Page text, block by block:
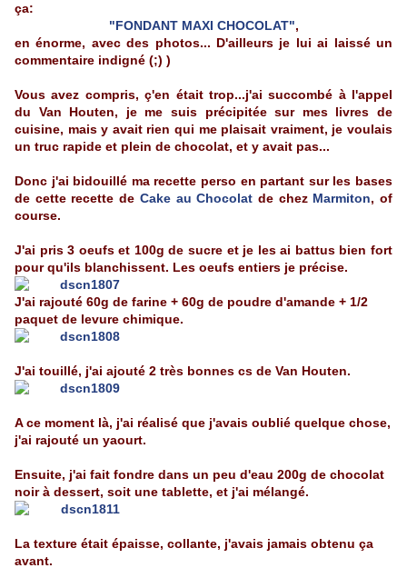
ça:
"FONDANT MAXI CHOCOLAT",
en énorme, avec des photos... D'ailleurs je lui ai laissé un
commentaire indigné (;) )
Vous avez compris, ç'en était trop...j'ai succombé à l'appel
du Van Houten, je me suis précipitée sur mes livres de
cuisine, mais y avait rien qui me plaisait vraiment, je voulais
un truc rapide et plein de chocolat, et y avait pas...
Donc j'ai bidouillé ma recette perso en partant sur les bases
de cette recette de Cake au Chocolat de chez Marmiton, of
course.
J'ai pris 3 oeufs et 100g de sucre et je les ai battus bien fort
pour qu'ils blanchissent. Les oeufs entiers je précise.
J'ai rajouté 60g de farine + 60g de poudre d'amande + 1/2
paquet de levure chimique.
J'ai touillé, j'ai ajouté 2 très bonnes cs de Van Houten.
A ce moment là, j'ai réalisé que j'avais oublié quelque chose,
j'ai rajouté un yaourt.
Ensuite, j'ai fait fondre dans un peu d'eau 200g de chocolat
noir à dessert, soit une tablette, et j'ai mélangé.
La texture était épaisse, collante, j'avais jamais obtenu ça
avant.